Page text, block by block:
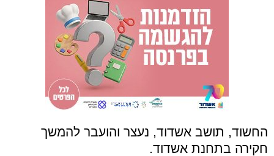
החשוד, תושב אשדוד, נעצר והועבר להמשך
חקירה בתחנת אשדוד.